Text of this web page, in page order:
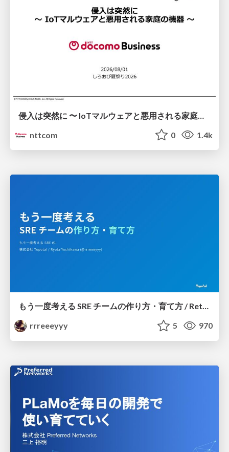
nttcom
0 1.4k
もう一度考える SRE チームの作り方・育て方 / Rethinking SRE #1: Building and Growing SRE Teams
rrreeeyyy
5 970